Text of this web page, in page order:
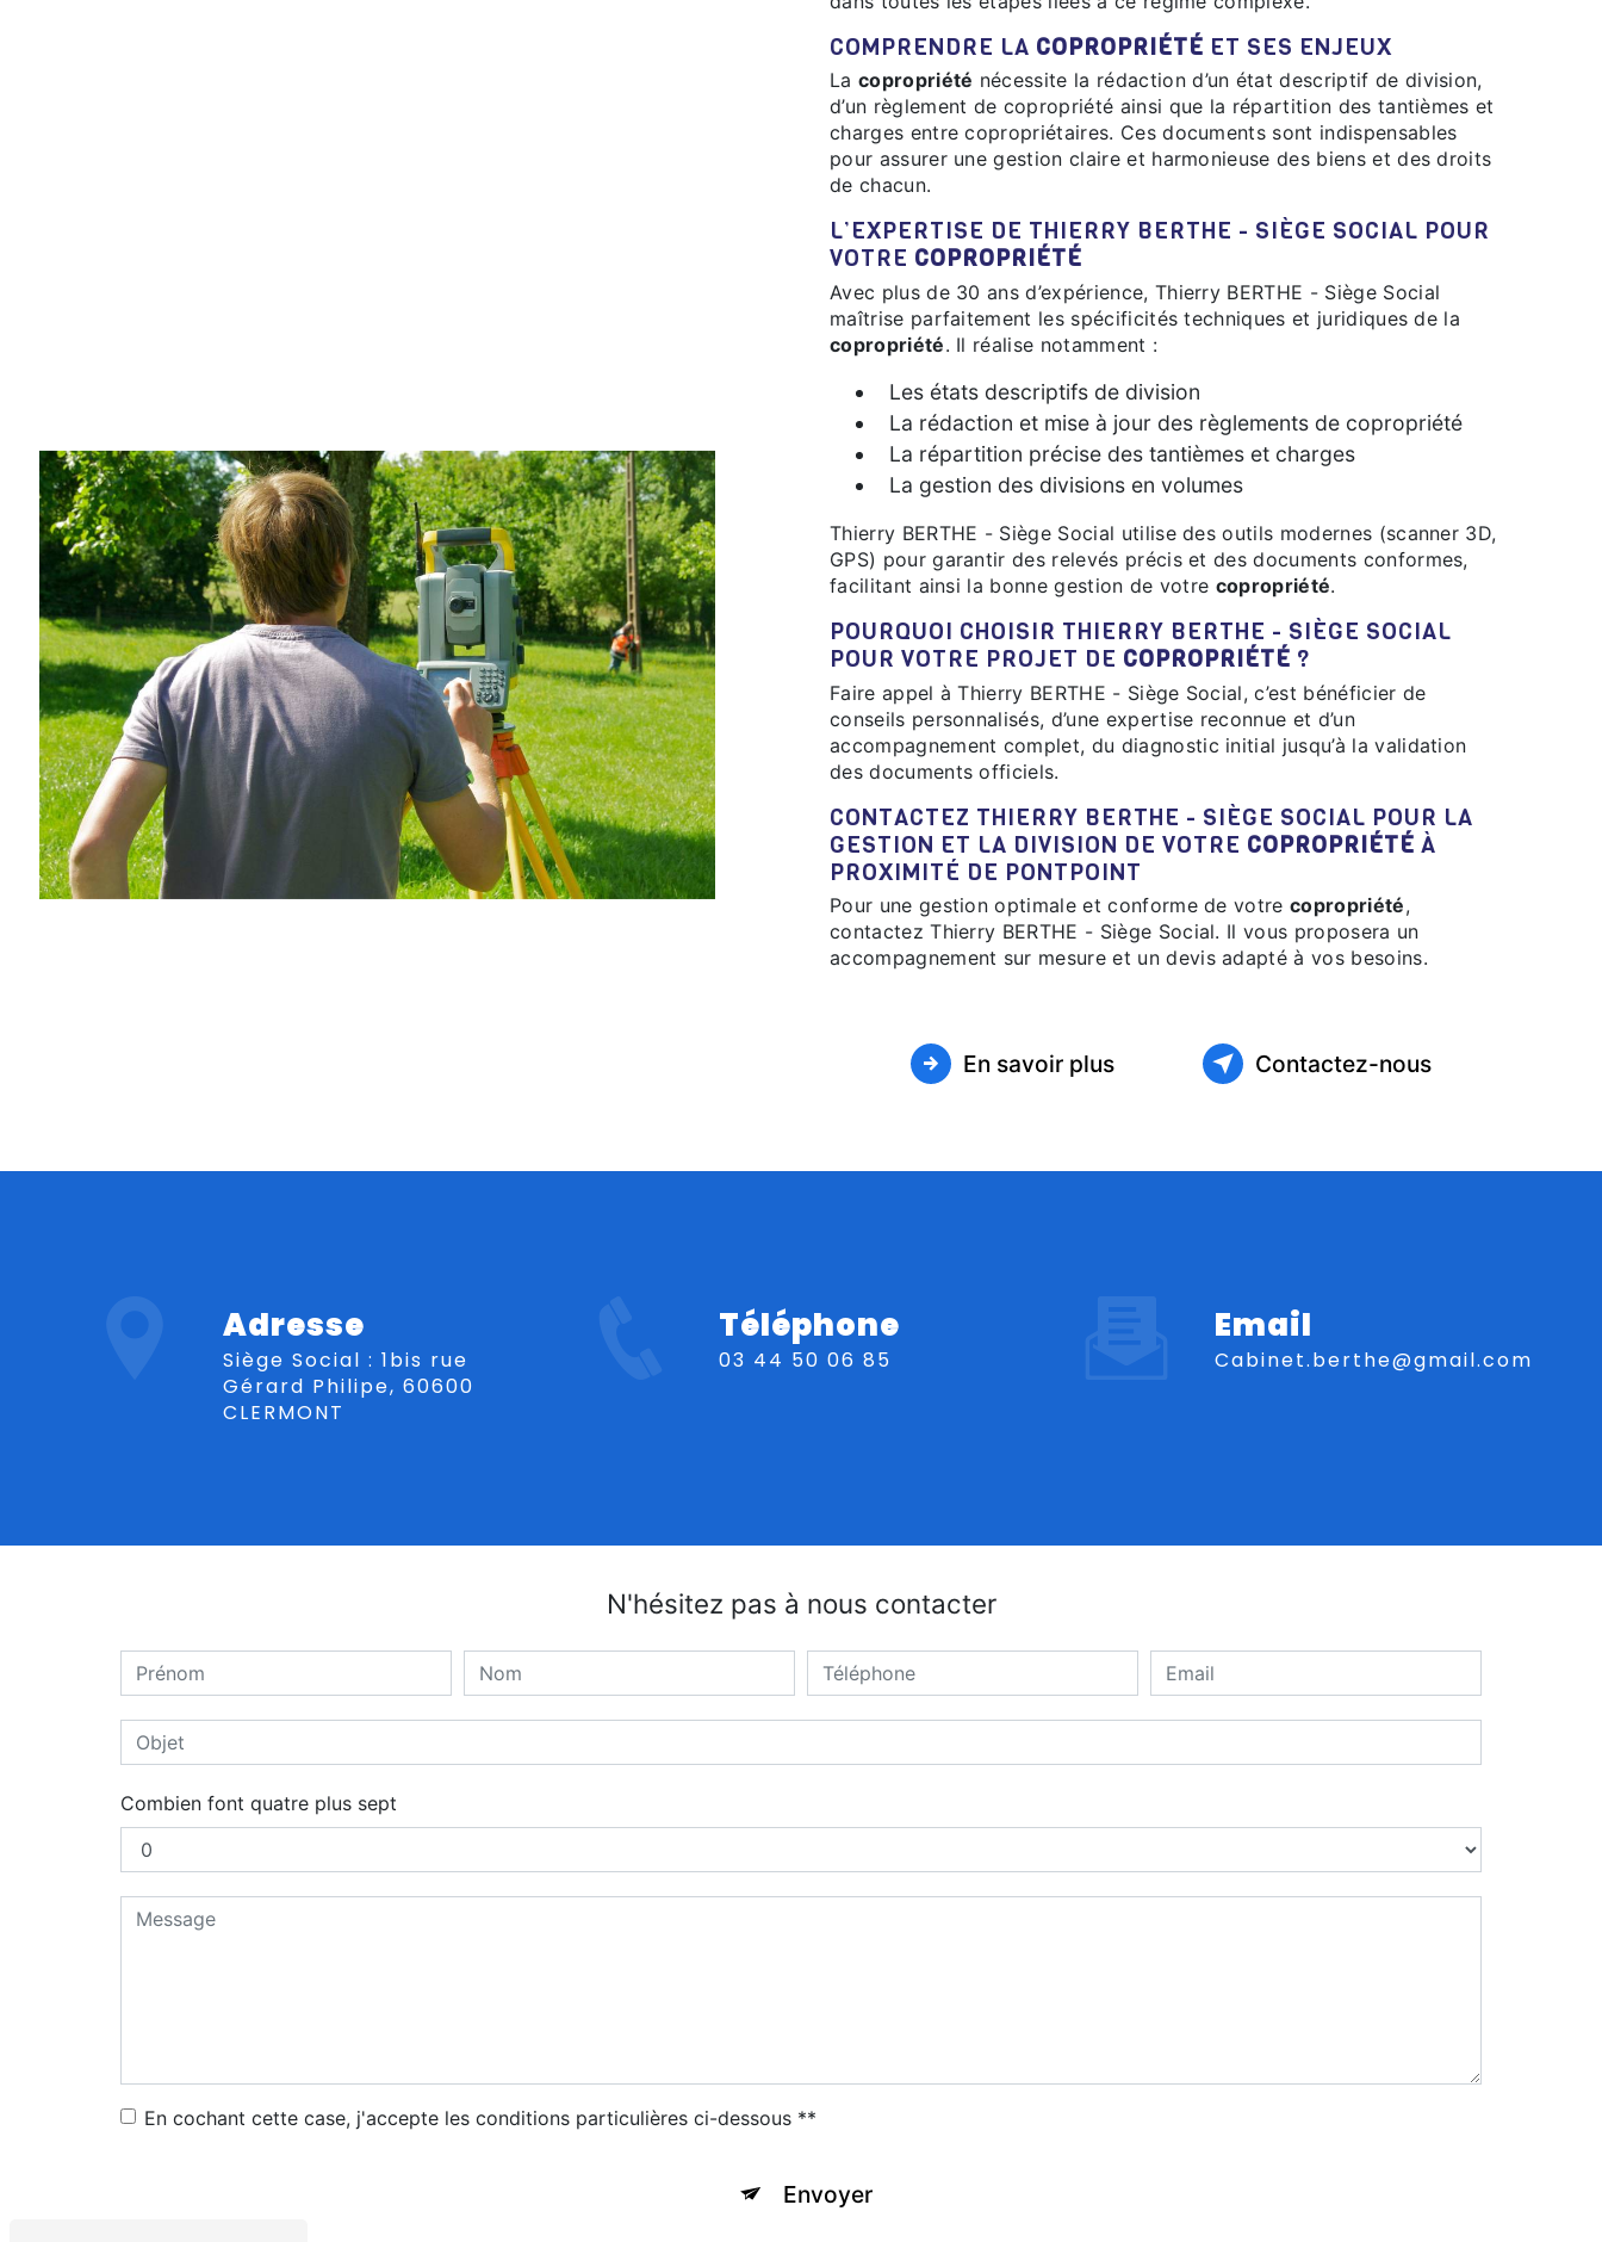
COMPRENDRE LA COPROPRIÉTÉ ET SES ENJEUX
La copropriété nécessite la rédaction d’un état descriptif de division,
d’un règlement de copropriété ainsi que la répartition des tantièmes et
charges entre copropriétaires. Ces documents sont indispensables
pour assurer une gestion claire et harmonieuse des biens et des droits
de chacun.
L’EXPERTISE DE THIERRY BERTHE - SIÈGE SOCIAL POUR
VOTRE COPROPRIÉTÉ
Avec plus de 30 ans d’expérience, Thierry BERTHE - Siège Social
maîtrise parfaitement les spécificités techniques et juridiques de la
copropriété. Il réalise notamment :
Les états descriptifs de division
La rédaction et mise à jour des règlements de copropriété
La répartition précise des tantièmes et charges
La gestion des divisions en volumes
Thierry BERTHE - Siège Social utilise des outils modernes (scanner 3D,
GPS) pour garantir des relevés précis et des documents conformes,
facilitant ainsi la bonne gestion de votre copropriété.
POURQUOI CHOISIR THIERRY BERTHE - SIÈGE SOCIAL
POUR VOTRE PROJET DE COPROPRIÉTÉ ?
Faire appel à Thierry BERTHE - Siège Social, c’est bénéficier de
conseils personnalisés, d’une expertise reconnue et d’un
accompagnement complet, du diagnostic initial jusqu’à la validation
des documents officiels.
CONTACTEZ THIERRY BERTHE - SIÈGE SOCIAL POUR LA
GESTION ET LA DIVISION DE VOTRE COPROPRIÉTÉ À
PROXIMITÉ DE PONTPOINT
Pour une gestion optimale et conforme de votrecopropriété,
contactez Thierry BERTHE - Siège Social. Il vous proposera un
accompagnement sur mesure et un devis adapté à vos besoins.
En savoir plus Contactez-nous
Adresse
Siège Social : 1bis rue
Gérard Philipe, 60600
CLERMONT
Téléphone
03 44 50 06 85
Email
cabinet.berthe@gmail.com
N'hésitez pas à nous contacter
Combien font quatre plus sept
En cochant cette case, j'accepte les conditions particulières ci-dessous **
Envoyer